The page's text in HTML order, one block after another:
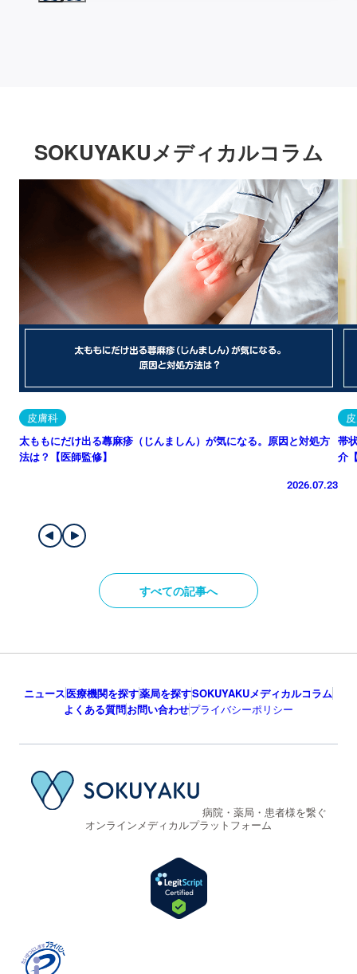
SOKUYAKUメディカルコラム
皮膚科
太ももにだけ出る蕁麻疹（じんましん）が気になる。原因と対処方
法は？【医師監修】
2026.07.23
帯
介
すべての記事へ
ニュース医療機関を探す薬局を探すSOKUYAKUメディカルコラム
よくある質問お問い合わせプライバシーポリシー
病院・薬局・患者様を繋ぐ
オンラインメディカルプラットフォーム